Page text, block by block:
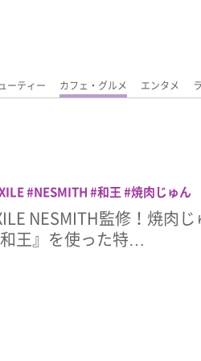
ーティー カフェ・グルメ エンタメ
NESMITH 和王 焼肉じゅん
NESMITH監修！焼肉
和王』を使った特…